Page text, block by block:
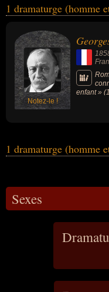
du théâtre. Ces célébrités
moment de leurs morts, ils
1 dramaturge (homme
Notez-le !
enfant »
1 dramaturge (homme
Sexes